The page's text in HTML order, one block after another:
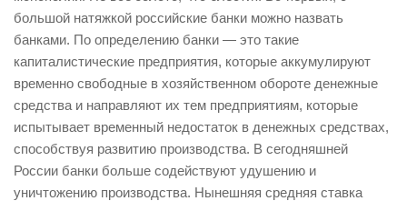
большой натяжкой российские банки можно назвать
банками. По определению банки — это такие
капиталистические предприятия, которые аккумулируют
временно свободные в хозяйственном обороте денежные
средства и направляют их тем предприятиям, которые
испытывает временный недостаток в денежных средствах,
способствуя развитию производства. В сегодняшней
России банки больше содействуют удушению и
уничтожению производства. Нынешняя средняя ставка